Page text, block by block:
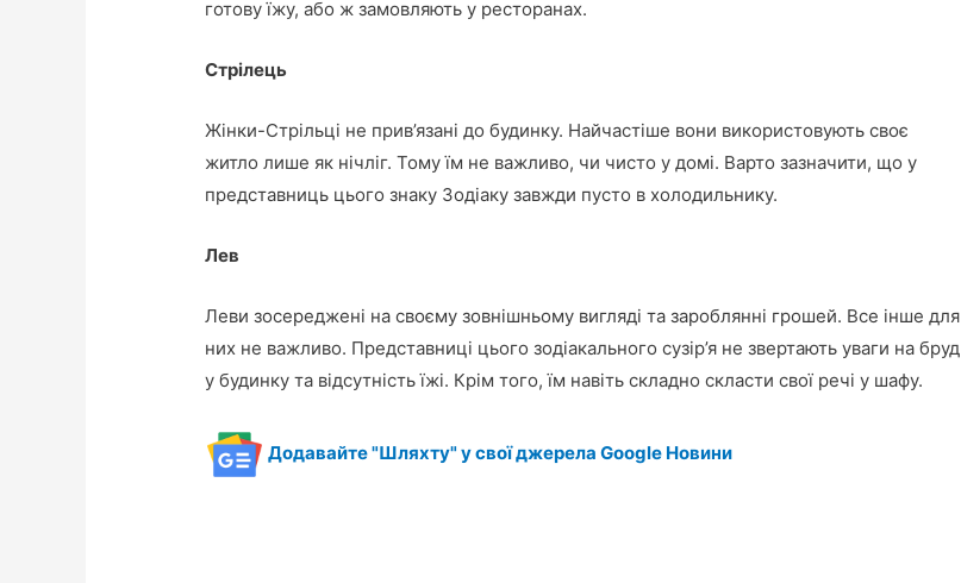
готову їжу, або ж замовляють у ресторанах.
Стрілець
Жінки-Стрільці не прив’язані до будинку. Найчастіше вони використовують своє
житло лише як нічліг. Тому їм не важливо, чи чисто у домі. Варто зазначити, що у
представниць цього знаку Зодіаку завжди пусто в холодильнику.
Лев
Леви зосереджені на своєму зовнішньому вигляді та зароблянні грошей. Все інше для
них не важливо. Представниці цього зодіакального сузір’я не звертають уваги на бруд
у будинку та відсутність їжі. Крім того, їм навіть складно скласти свої речі у шафу.
Додавайте "Шляхту" у свої джерела Google Новини